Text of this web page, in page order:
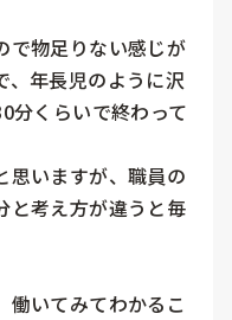
で物足りない感じが
、年長児のように沢
分くらいで終わって
思いますが、職員の
と考え方が違うと毎
働いてみてわかるこ